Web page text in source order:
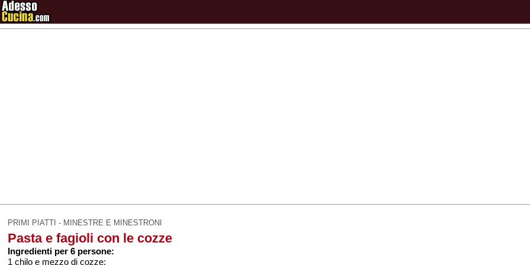
PRIMI PIATTI - MINESTRE E MINESTRONI
Pasta e fagioli con le cozze
Ingredienti per 6 persone:
1 chilo e mezzo di cozze;